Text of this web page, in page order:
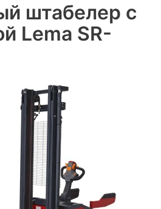
штабелер с
Lema SR-